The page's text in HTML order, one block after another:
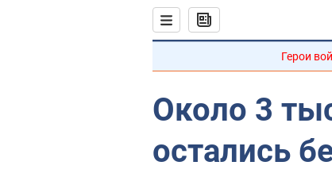
Герои
Около 3
остались